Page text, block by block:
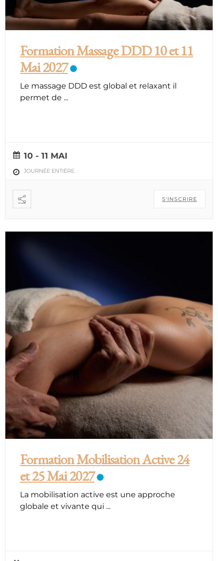
Formation Massage DDD 10 et 11
Mai 2027
Le massage DDD est global et relaxant il
permet de ...
10 - 11 MAI
JOURNÉE ENTIÈRE
S'INSCRIRE
Formation Mobilisation Active 24
et 25 Mai 2027
La mobilisation active est une approche
globale et vivante qui ...